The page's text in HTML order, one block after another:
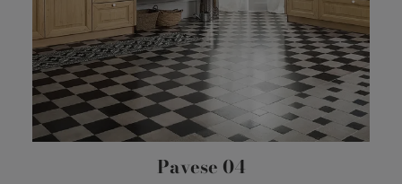
Pavese 04